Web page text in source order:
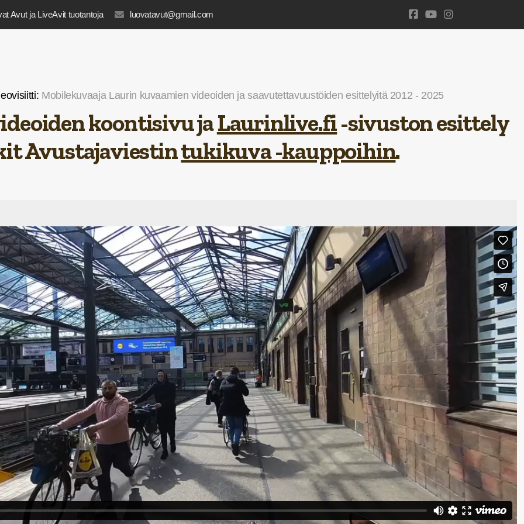
Avut ja LiveAvit tuotantoja luovatavut@gmail.com
Mobilekuvaaja Laurin kuvaamien videoiden ja saavutettavuustöiden esittelyitä 2012 - 2025
koontisivu jaLaurinlive.fi-sivuston esittely
Avustajaviestintukikuva -kauppoihin.